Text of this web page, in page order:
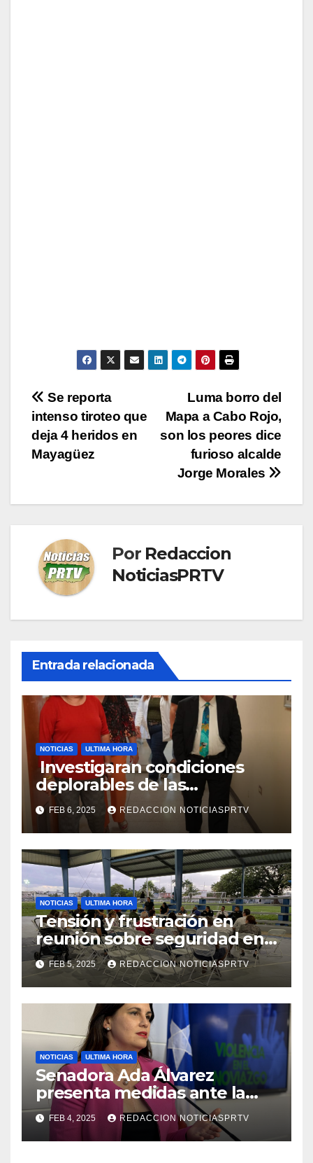
Navegación
de
entradas
Luma borro del
Mapa a Cabo Rojo,
son los peores dice
furioso alcalde
Jorge Morales
Se reporta
intenso tiroteo que
deja 4 heridos en
Mayagüez
Por Redaccion
NoticiasPRTV
Entrada relacionada
NOTICIAS ULTIMA HORA
Investigaran condiciones
deplorables de las
facilidades el Departamento
de la Salud en Mayagüez
FEB 6, 2025 REDACCION NOTICIASPRTV
NOTICIAS ULTIMA HORA
Tensión y frustración en
reunión sobre seguridad en
Reparto Metropolitano
FEB 5, 2025 REDACCION NOTICIASPRTV
NOTICIAS ULTIMA HORA
Senadora Ada Álvarez
presenta medidas ante la
violencia en el noviazgo
FEB 4, 2025 REDACCION NOTICIASPRTV